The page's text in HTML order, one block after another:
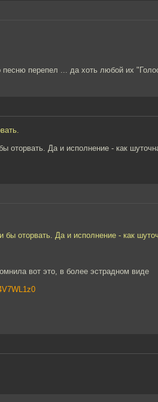
песню перепел ... да хоть любой их
оторвать. Да и исполнение - как
оторвать. Да и исполнение - как
вот это, в более эстрадном виде